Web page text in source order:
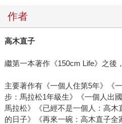
作者
高木直子
繼第一本著作《150cm Life》之後
主要著作有《一個人住第5年》《
步：馬拉松1年級生》《一個人出
馬拉松》《已經不是一個人：高
的日子》《再來一碗：高木直子